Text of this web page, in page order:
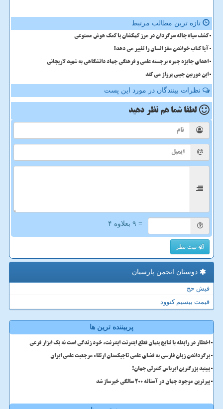
تازه ترین مطالب مرتبط
کشف سیاه چاله سرگردان در مرز کهکشان با کمک هوش مصنوعی
آیا کتاب خواندن مغز انسان را تغییر می دهد؟
اهدای جایزه چهره برجسته علمی و فرهنگی جهاد دانشگاهی به شهید لاریجانی
این دوربین جیبی پرواز می کند
نظرات بینندگان در مورد این پست
لطفا شما هم نظر دهید
= ۹ بعلاوه ۴
ثبت نظر
دوستان انجمن پارسیان
فیش حج
قیمت بیسیم کنوود
پربیننده ترین ها
اخطار در رابطه با نتایج پنهان قطع اینترنت اینترنت، خود زندگی است نه یک ابزار فرعی
برگرداندن زبان فارسی به فضای علمی تاجیکستان ارتقاء مرجعیت علمی ایران
ببینید بزرگترین ایرباس کنترلی جهان!
پیرترین موجود جهان در آستانه ۲۰۰ سالگی خبرساز شد